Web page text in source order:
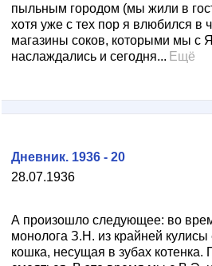
пыльным городом (мы жили в
хотя уже с тех пор я влюбился в
магазины соков, которыми мы с
наслаждались и сегодня... Ещё
28.07.1936
Дневник. 1936 - 20
А произошло следующее: во
монолога З.Н. из крайней
кошка, несущая в зубах котенка.